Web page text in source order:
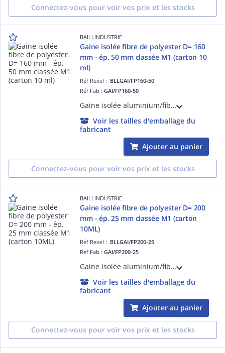
Connectez-vous pour voir vos prix et les stocks
BAILLINDUSTRIE
Gaine isolée fibre de polyester D= 160
mm - ép. 50 mm classée M1 (carton 10
ml)
Réf Rexel : BLLGAI/FP160-50
Réf Fab :GAI/FP160-50
Gaine isolée aluminium/fibre de polyester diamètre 160 mm - épaisseur de l'isolant 50 mm - classée M1 (carton de 10 mètres linéaires)
Voir les tailles d'emballage du
fabricant
Ajouter au panier
Connectez-vous pour voir vos prix et les stocks
BAILLINDUSTRIE
Gaine isolée fibre de polyester D= 200
mm - ép. 25 mm classée M1 (carton
10ML)
Réf Rexel : BLLGAI/FP200-25
Réf Fab :GAI/FP200-25
Gaine isolée aluminium/fibre de polyester diamètre 200 mm - épaisseur de l'isolant 25 mm - classée M1 (carton de 10 mètres linéaires)
Voir les tailles d'emballage du
fabricant
Ajouter au panier
Connectez-vous pour voir vos prix et les stocks